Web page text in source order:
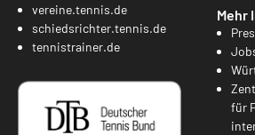
vereine.tennis.de
schiedsrichter.tennis.de
tennistrainer.de
Mehr
für